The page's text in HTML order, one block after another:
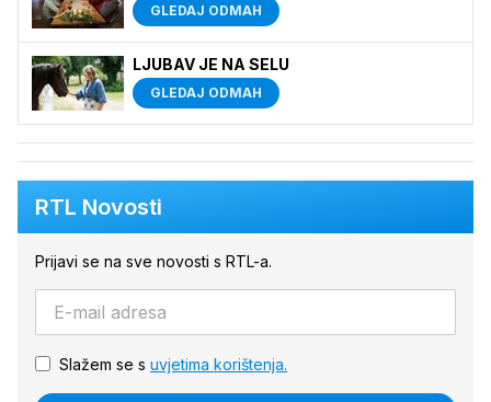
GLEDAJ ODMAH
LJUBAV JE NA SELU
GLEDAJ ODMAH
RTL Novosti
Prijavi se na sve novosti s RTL-a.
Slažem se s uvjetima korištenja.